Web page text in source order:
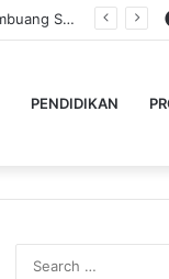
Dari Jalan Alternatif ke Santunan, Pengelola Jembatan Kedep Salurkan 320 Paket untuk Yatim dan Lansia
PENDIDIKAN